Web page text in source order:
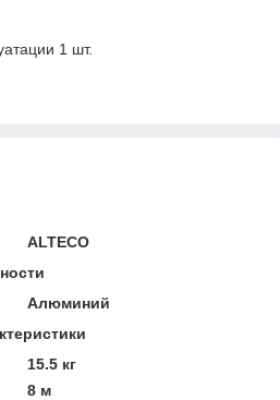
1 шт.
ALTECO
Алюминий
15.5 кг
8 м